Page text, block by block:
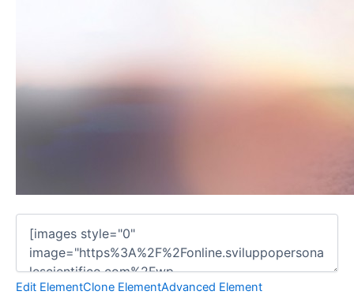
Edit ElementClone ElementAdvanced Element